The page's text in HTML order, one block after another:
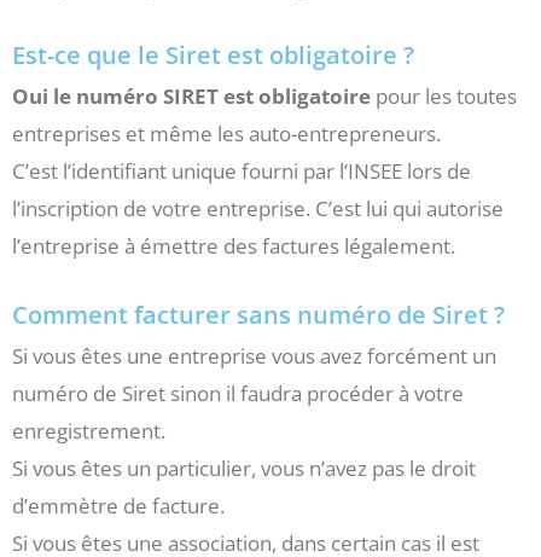
Est-ce que le Siret est obligatoire ?
Oui le numéro SIRET est obligatoire pour les toutes
entreprises et même les auto-entrepreneurs.
C’est l’identifiant unique fourni par l’INSEE lors de
l’inscription de votre entreprise. C’est lui qui autorise
l’entreprise à émettre des factures légalement.
Comment facturer sans numéro de Siret ?
Si vous êtes une entreprise vous avez forcément un
numéro de Siret sinon il faudra procéder à votre
enregistrement.
Si vous êtes un particulier, vous n’avez pas le droit
d’emmètre de facture.
Si vous êtes une association, dans certain cas il est